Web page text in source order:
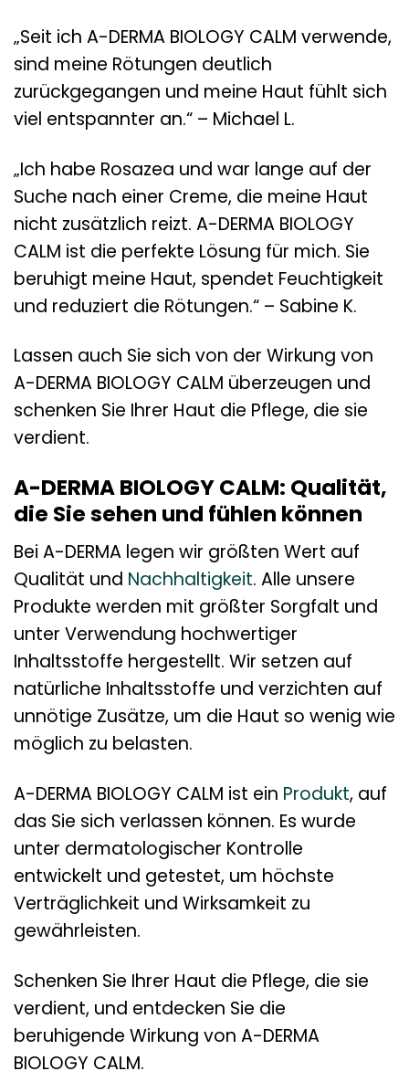
„Seit ich A-DERMA BIOLOGY CALM verwende,
sind meine Rötungen deutlich
zurückgegangen und meine Haut fühlt sich
viel entspannter an.“ – Michael L.
„Ich habe Rosazea und war lange auf der
Suche nach einer Creme, die meine Haut
nicht zusätzlich reizt. A-DERMA BIOLOGY
CALM ist die perfekte Lösung für mich. Sie
beruhigt meine Haut, spendet Feuchtigkeit
und reduziert die Rötungen.“ – Sabine K.
Lassen auch Sie sich von der Wirkung von
A-DERMA BIOLOGY CALM überzeugen und
schenken Sie Ihrer Haut die Pflege, die sie
verdient.
A-DERMA BIOLOGY CALM: Qualität,
die Sie sehen und fühlen können
Bei A-DERMA legen wir größten Wert auf
Qualität und Nachhaltigkeit. Alle unsere
Produkte werden mit größter Sorgfalt und
unter Verwendung hochwertiger
Inhaltsstoffe hergestellt. Wir setzen auf
natürliche Inhaltsstoffe und verzichten auf
unnötige Zusätze, um die Haut so wenig wie
möglich zu belasten.
A-DERMA BIOLOGY CALM ist ein Produkt, auf
das Sie sich verlassen können. Es wurde
unter dermatologischer Kontrolle
entwickelt und getestet, um höchste
Verträglichkeit und Wirksamkeit zu
gewährleisten.
Schenken Sie Ihrer Haut die Pflege, die sie
verdient, und entdecken Sie die
beruhigende Wirkung von A-DERMA
BIOLOGY CALM.